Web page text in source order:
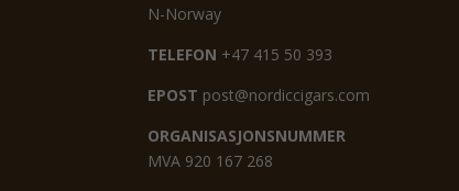
N-Norway
TELEFON +47 415 50 393
EPOST post@nordiccigars.com
ORGANISASJONSNUMMER
MVA 920 167 268